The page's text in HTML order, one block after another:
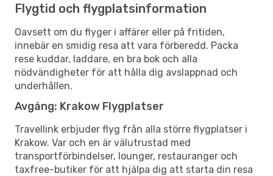
Flygtid och flygplatsinformation
Oavsett om du flyger i affärer eller på fritiden,
innebär en smidig resa att vara förberedd. Packa
rese kuddar, laddare, en bra bok och alla
nödvändigheter för att hålla dig avslappnad och
underhållen.
Avgång: Krakow Flygplatser
Travellink erbjuder flyg från alla större flygplatser i
Krakow. Var och en är välutrustad med
transportförbindelser, lounger, restauranger och
taxfree-butiker för att hjälpa dig att starta din resa